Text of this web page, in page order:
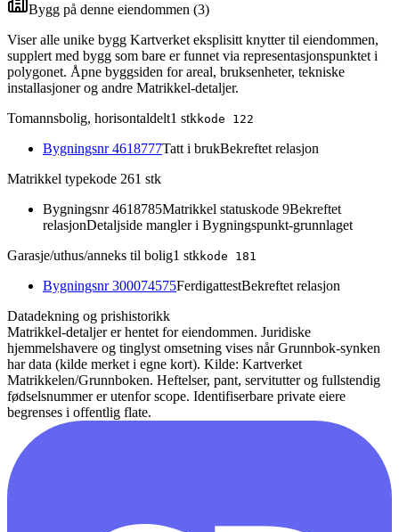
Bygg på denne eiendommen (3)
Viser alle unike bygg Kartverket eksplisitt knytter til eiendommen,
supplert med bygg som bare er funnet via representasjonspunktet i
polygonet. Åpne byggsiden for areal, bruksenheter, tekniske
installasjoner og andre Matrikkel-detaljer.
Tomannsbolig, horisontaldelt1 stkkode 122
Bygningsnr4618777Tatt i brukBekreftet relasjon
Matrikkel typekode 261 stk
Bygningsnr4618785Matrikkel statuskode 9Bekreftet
relasjonDetaljside mangler i Bygningspunkt-grunnlaget
Garasje/uthus/anneks til bolig1 stkkode 181
Bygningsnr300074575FerdigattestBekreftet relasjon
Datadekning og prishistorikk
Matrikkel-detaljer er hentet for eiendommen. Juridiske
hjemmelshavere og tinglyst omsetning vises når Grunnbok-synken
har data (kilde merket i egne kort). Kilde: Kartverket
Matrikkelen/Grunnboken. Heftelser, pant, servitutter og fullstendig
fødselsnummer er utenfor scope. Identifiserbare private eiere
begrenses i offentlig flate.